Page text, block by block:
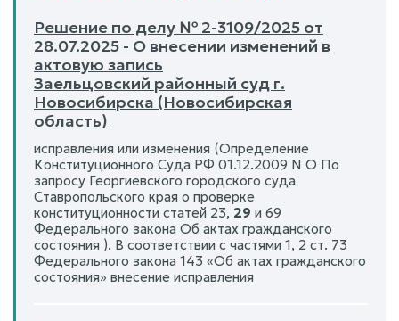
Решение по делу № 2-3109/2025 от
28.07.2025 - О внесении изменений в
актовую запись
Заельцовский районный суд г.
Новосибирска (Новосибирская
область)
исправления или изменения (Определение
Конституционного Суда РФ 01.12.2009 N О По
запросу Георгиевского городского суда
Ставропольского края о проверке
конституционности статей 23, 29 и 69
Федерального закона Об актах гражданского
состояния ). В соответствии с частями 1, 2 ст. 73
Федерального закона 143 «Об актах гражданского
состояния» внесение исправления